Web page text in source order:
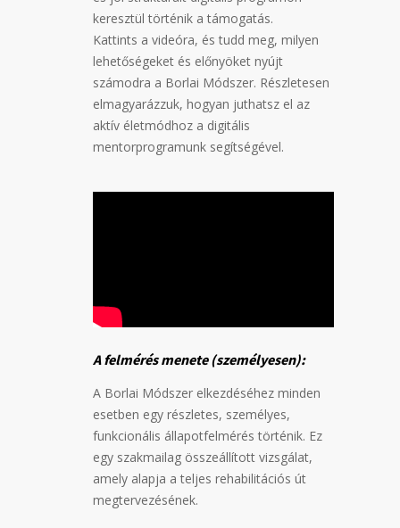
keresztül történik a támogatás.
Kattints a videóra, és tudd meg, milyen
lehetőségeket és előnyöket nyújt
számodra a Borlai Módszer. Részletesen
elmagyarázzuk, hogyan juthatsz el az
aktív életmódhoz a digitális
mentorprogramunk segítségével.
A felmérés menete (személyesen):
A Borlai Módszer elkezdéséhez minden
esetben egy részletes, személyes,
funkcionális állapotfelmérés történik. Ez
egy szakmailag összeállított vizsgálat,
amely alapja a teljes rehabilitációs út
megtervezésének.